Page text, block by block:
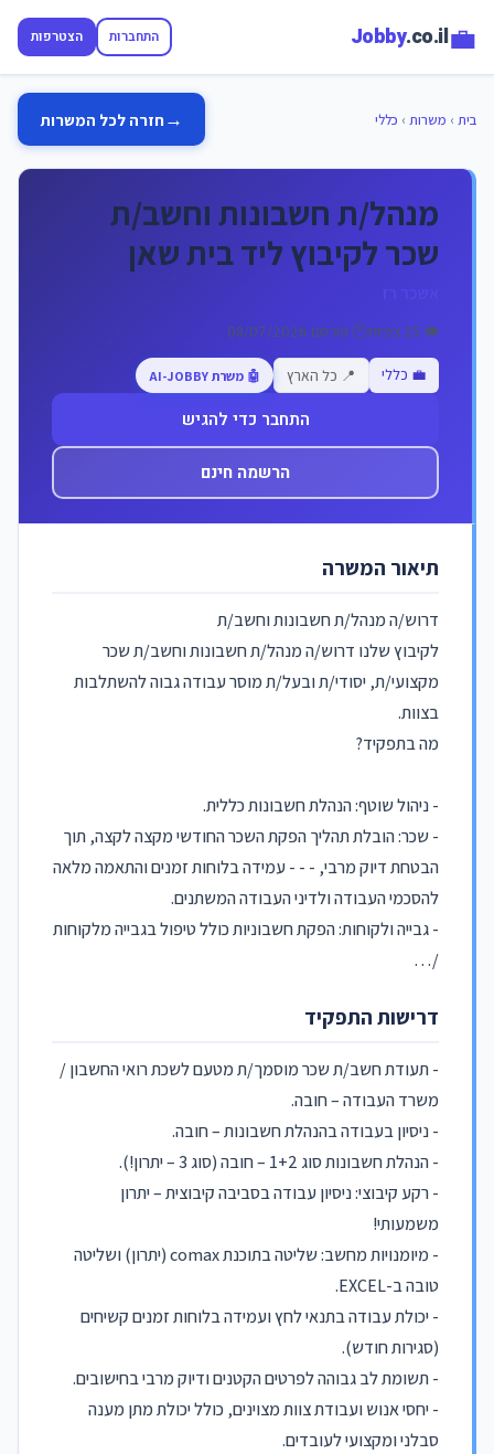
💼
Jobby.co.il התחברות הצטרפות
בית › משרות › כללי →חזרה לכל המשרות
מנהל/ת חשבונות וחשב/ת
שכר לקיבוץ ליד בית שאן
👁️ 25 צפיות 🕐 פורסם 08/07/2026
💼 כללי 📍 כל הארץ 🤖 משרת AI-JOBBY
התחבר כדי להגיש
הרשמה חינם
תיאור המשרה
דרוש/ה מנהל/ת חשבונות וחשב/ת
​לקיבוץ שלנו דרוש/ה מנהל/ת חשבונות וחשב/ת שכר
מקצועי/ת, יסודי/ת ובעל/ת מוסר עבודה גבוה להשתלבות
בצוות.
מה בתפקיד?
​- ניהול שוטף: הנהלת חשבונות כללית.
​- שכר: הובלת תהליך הפקת השכר החודשי מקצה לקצה, תוך
הבטחת דיוק מרבי, - - - עמידה בלוחות זמנים והתאמה מלאה
להסכמי העבודה ולדיני העבודה המשתנים.
- ​גבייה ולקוחות: הפקת חשבוניות כולל טיפול בגבייה מלקוחות
/…
דרישות התפקיד
- תעודת חשב/ת שכר מוסמך/ת מטעם לשכת רואי החשבון /
משרד העבודה – חובה.
- ניסיון בעבודה בהנהלת חשבונות – חובה.
- הנהלת חשבונות סוג 1+2 – חובה (סוג 3 – יתרון!).
​- רקע קיבוצי: ניסיון עבודה בסביבה קיבוצית – יתרון
משמעותי!
​- מיומנויות מחשב: שליטה בתוכנת comax (יתרון) ושליטה
טובה ב-EXCEL.
- ​יכולת עבודה בתנאי לחץ ועמידה בלוחות זמנים קשיחים
(סגירות חודש).
​- תשומת לב גבוהה לפרטים הקטנים ודיוק מרבי בחישובים.
​- יחסי אנוש ועבודת צוות מצוינים, כולל יכולת מתן מענה
סבלני ומקצועי לעובדים.